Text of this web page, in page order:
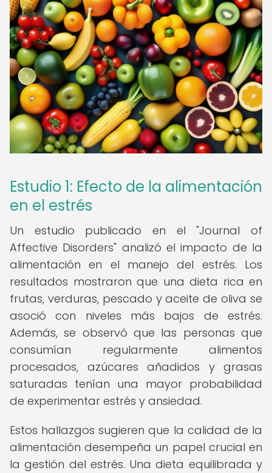
Estudio 1: Efecto de la alimentación
en el estrés
Un estudio publicado en el "Journal of
Affective Disorders" analizó el impacto de la
alimentación en el manejo del estrés. Los
resultados mostraron que una dieta rica en
frutas, verduras, pescado y aceite de oliva se
asoció con niveles más bajos de estrés.
Además, se observó que las personas que
consumían regularmente alimentos
procesados, azúcares añadidos y grasas
saturadas tenían una mayor probabilidad
de experimentar estrés y ansiedad.
Estos hallazgos sugieren que la calidad de la
alimentación desempeña un papel crucial en
la gestión del estrés. Una dieta equilibrada y